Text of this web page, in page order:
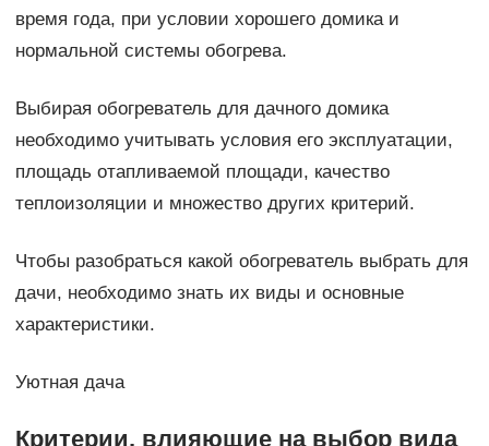
время года, при условии хорошего домика и
нормальной системы обогрева.
Выбирая обогреватель для дачного домика
необходимо учитывать условия его эксплуатации,
площадь отапливаемой площади, качество
теплоизоляции и множество других критерий.
Чтобы разобраться какой обогреватель выбрать для
дачи, необходимо знать их виды и основные
характеристики.
Уютная дача
Критерии, влияющие на выбор вида